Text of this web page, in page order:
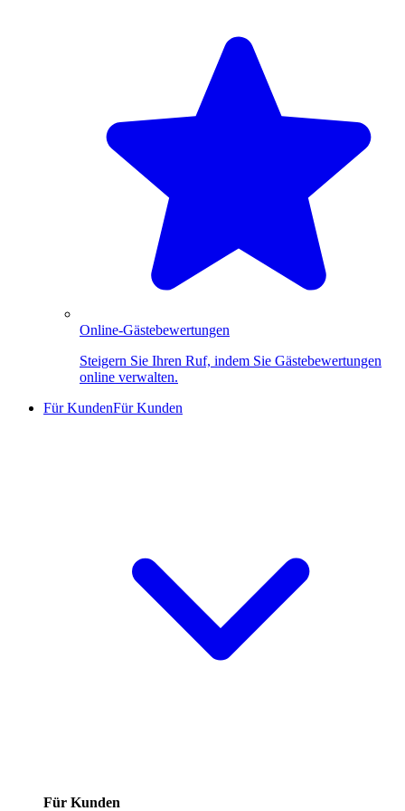
Online-Gästebewertungen
Steigern Sie Ihren Ruf, indem Sie Gästebewertungen
online verwalten.
Für KundenFür Kunden
Für Kunden